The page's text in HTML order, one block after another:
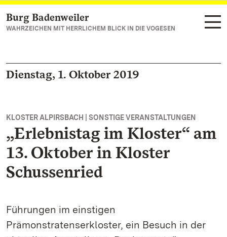
Zum Hauptinhalt springen
Burg Badenweiler
WAHRZEICHEN MIT HERRLICHEM BLICK IN DIE VOGESEN
Dienstag, 1. Oktober 2019
KLOSTER ALPIRSBACH | SONSTIGE VERANSTALTUNGEN
„Erlebnistag im Kloster“ am
13. Oktober in Kloster
Schussenried
Führungen im einstigen
Prämonstratenserkloster, ein Besuch in der